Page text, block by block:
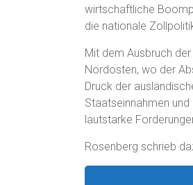
wirtschaftliche
die nationale
Mit dem Ausbruch
Nordosten, wo der
Druck der
Staatseinnahmen
lautstarke
Rosenberg schrieb